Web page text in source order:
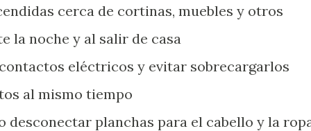
cerca de cortinas, muebles y otros
la noche y al salir de casa
eléctricos y evitar sobrecargarlos
al mismo tiempo
desconectar planchas para el cabello y la